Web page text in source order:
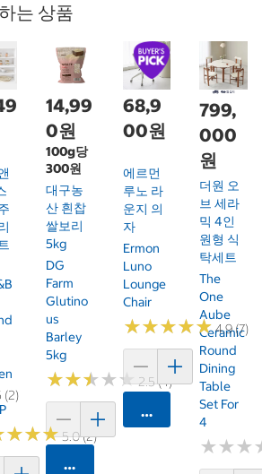
는 상품
(2)
★★★
★★★5.0 (2)
14,99
0원
100g당
300원
대구농
산 흰찹
쌀보리
5kg
DG
Farm
Glutino
Us
Barley
5kg
★★★★★
★★★★★2.5 (4)
카트에 담기
68,9
00원
에르먼
루노 라
운지 의
자
Ermon
Luno
Lounge
Chair
★★★★★
★★★★★4.9 (7)
카트에 담기
799,
000
원
더원 오
브 세라
믹 4인
원형 식
탁세트
The
One
Aube
Ceramic
Round
Dining
Table
Set For
4
★★★
★★★